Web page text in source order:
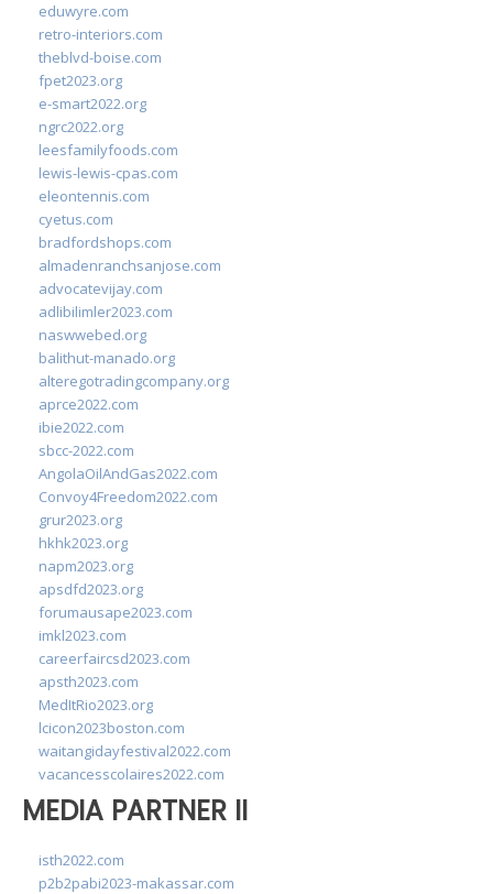
eduwyre.com
retro-interiors.com
theblvd-boise.com
fpet2023.org
e-smart2022.org
ngrc2022.org
leesfamilyfoods.com
lewis-lewis-cpas.com
eleontennis.com
cyetus.com
bradfordshops.com
almadenranchsanjose.com
advocatevijay.com
adlibilimler2023.com
naswwebed.org
balithut-manado.org
alteregotradingcompany.org
aprce2022.com
ibie2022.com
sbcc-2022.com
AngolaOilAndGas2022.com
Convoy4Freedom2022.com
grur2023.org
hkhk2023.org
napm2023.org
apsdfd2023.org
forumausape2023.com
imkl2023.com
careerfaircsd2023.com
apsth2023.com
MedItRio2023.org
lcicon2023boston.com
waitangidayfestival2022.com
vacancesscolaires2022.com
MEDIA PARTNER II
isth2022.com
p2b2pabi2023-makassar.com